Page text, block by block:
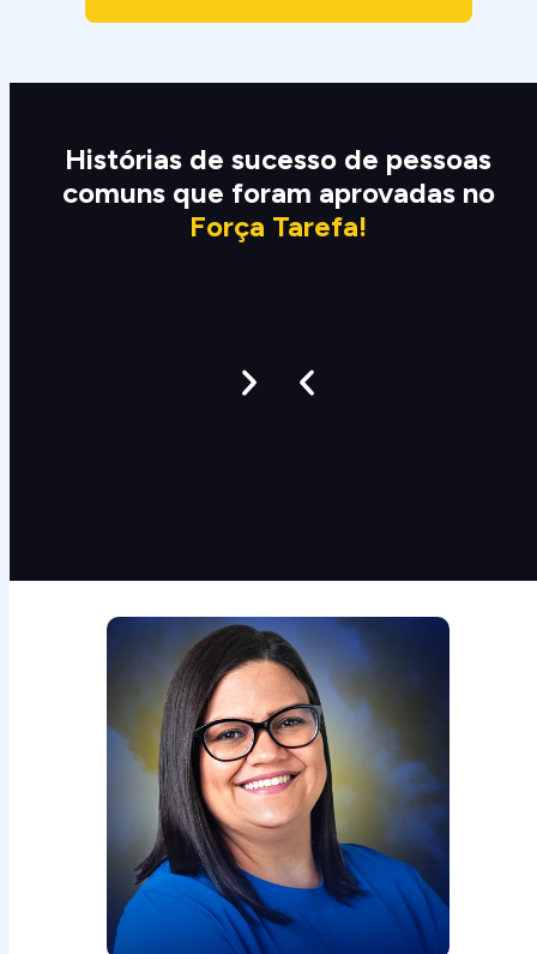
Histórias de sucesso de pessoas
comuns que foram aprovadas no
Força Tarefa!